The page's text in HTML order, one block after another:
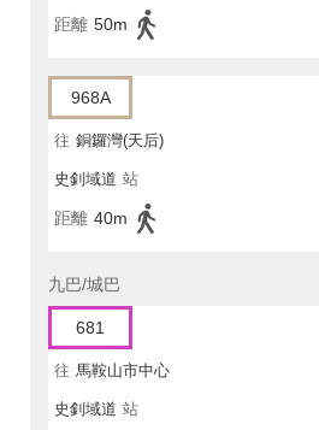
距離 50m
968A
往 銅鑼灣(天后)
史釗域道 站
距離 40m
九巴/城巴
681
往 馬鞍山市中心
史釗域道 站